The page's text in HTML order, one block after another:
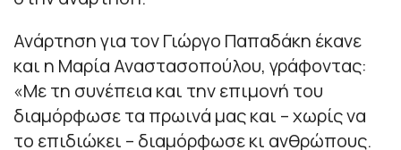
Ανάρτηση για τον Γιώργο Παπαδάκη έκανε
και η Μαρία Αναστασοπούλου, γράφοντας:
«Με τη συνέπεια και την επιμονή του
διαμόρφωσε τα πρωινά μας και – χωρίς να
το επιδιώκει – διαμόρφωσε κι ανθρώπους.